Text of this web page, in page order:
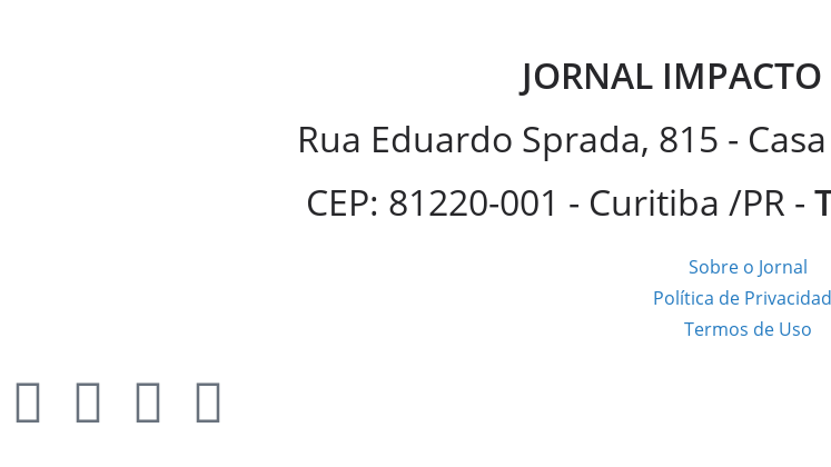
JORNAL
Rua Eduardo Sprada, 815 -
CEP: 81220-001 - Curitiba /PR -
Sobre o Jornal
Política de
Termos de Uso